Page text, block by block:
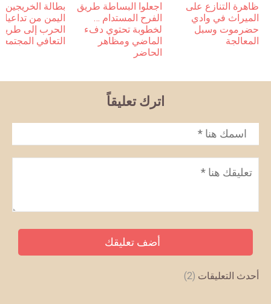
ظاهرة التنازع على
الميراث في وادي
حضرموت وسبل
المعالجة
اجعلوا البساطة طريق
الفرح المستدام …
لخطوبة تحتوي دفء
الماضي ومظاهر
الحاضر
بطالة
اليمن من
الحرب إلى
التعافي
اترك تعليقاً
الاسم *
تعليق
أحدث التعليقات (2)